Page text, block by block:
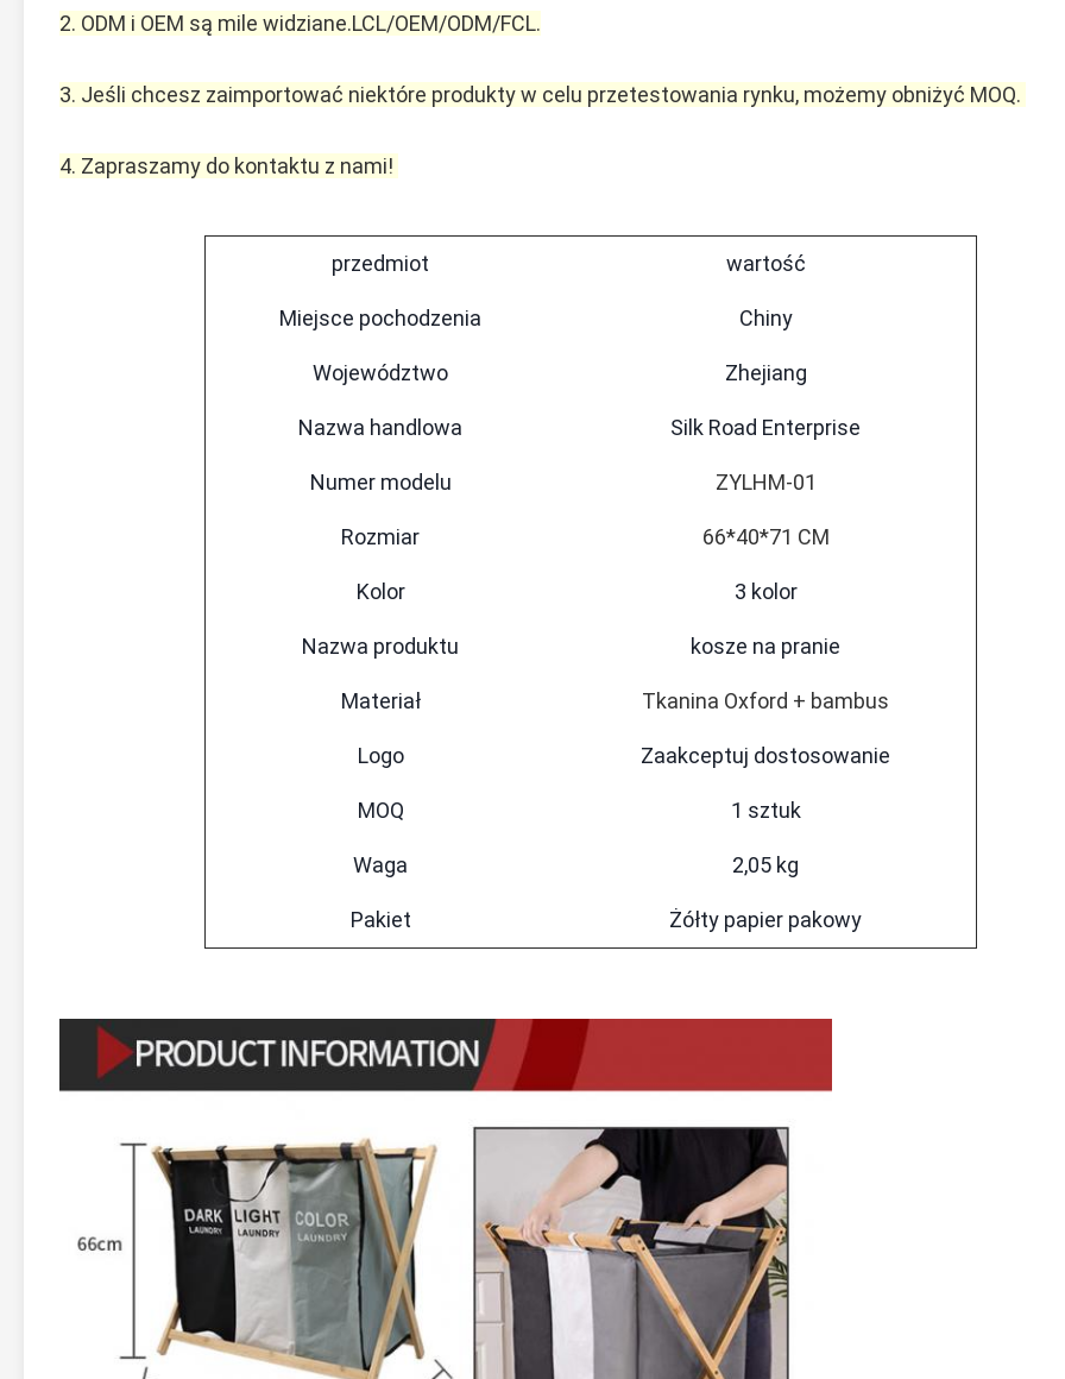
2. ODM i OEM są mile widziane.LCL/OEM/ODM/FCL.
3. Jeśli chcesz zaimportować niektóre produkty w celu przetestowania rynku, możemy obniżyć MOQ.
4. Zapraszamy do kontaktu z nami!
przedmiot wartość
Miejsce pochodzenia Chiny
Województwo Zhejiang
Nazwa handlowa Silk Road Enterprise
Numer modelu ZYLHM-01
Rozmiar 66*40*71 CM
Kolor 3 kolor
Nazwa produktu kosze na pranie
Materiał Tkanina Oxford + bambus
Logo Zaakceptuj dostosowanie
MOQ 1 sztuk
Waga 2,05 kg
Pakiet Żółty papier pakowy